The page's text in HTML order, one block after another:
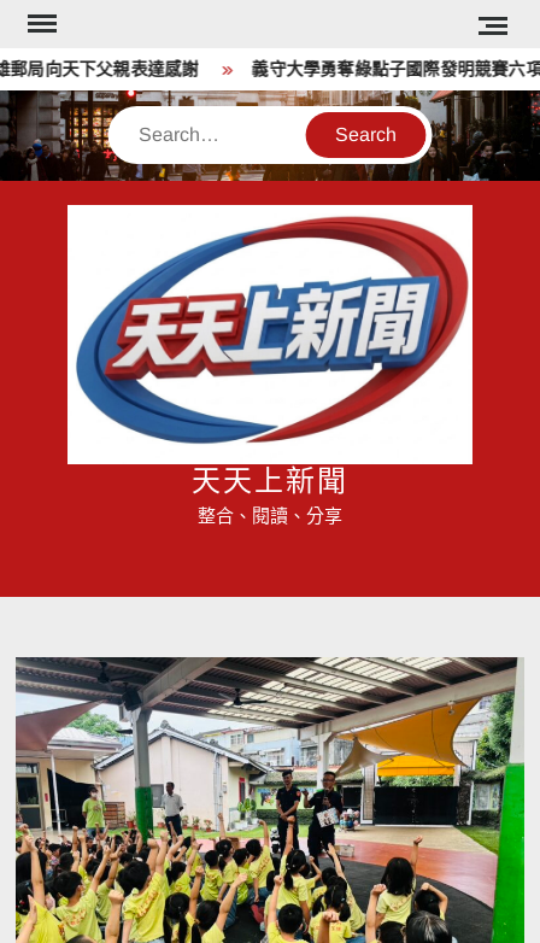
Skip
content
向天下父親表達感謝 義守大學勇奪綠點子國際發明競賽六項
Search
天天上新聞
整合、閱讀、分享